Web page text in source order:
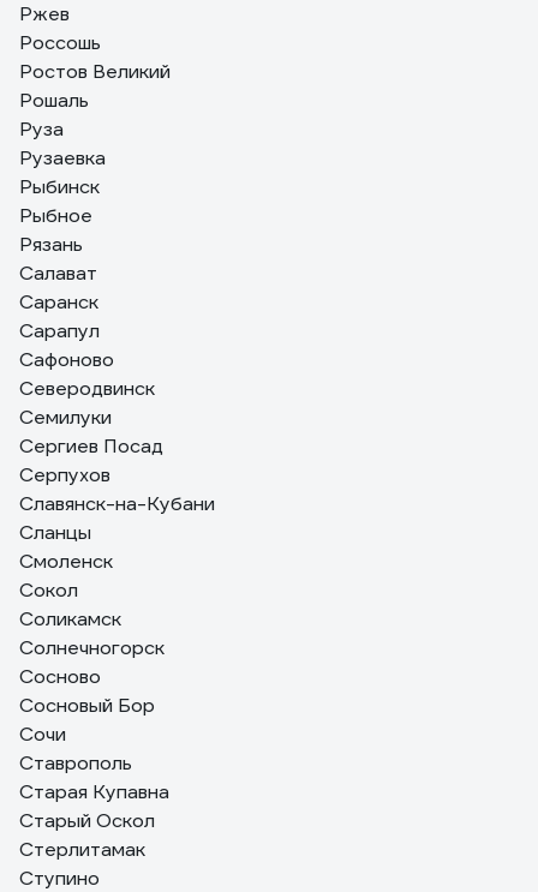
Ржев
Россошь
Ростов Великий
Рошаль
Руза
Рузаевка
Рыбинск
Рыбное
Рязань
Салават
Саранск
Сарапул
Сафоново
Северодвинск
Семилуки
Сергиев Посад
Серпухов
Славянск-на-Кубани
Сланцы
Смоленск
Сокол
Соликамск
Солнечногорск
Сосново
Сосновый Бор
Сочи
Ставрополь
Старая Купавна
Старый Оскол
Стерлитамак
Ступино